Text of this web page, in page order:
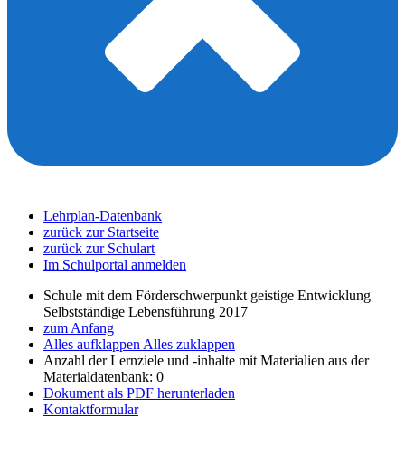
Lehrplan-Datenbank
zurück zur Startseite
zurück zur Schulart
Im Schulportal anmelden
Schule mit dem Förderschwerpunkt geistige Entwicklung
Selbstständige Lebensführung 2017
zum Anfang
Alles aufklappen Alles zuklappen
Anzahl der Lernziele und -inhalte mit Materialien aus der
Materialdatenbank: 0
Dokument als PDF herunterladen
Kontaktformular